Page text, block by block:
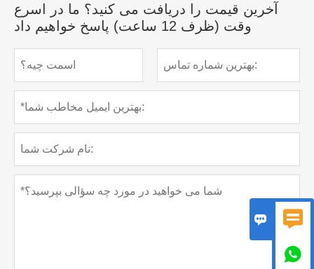
آخرین قیمت را دریافت می کنید؟ ما در اسرع
وقت (ظرف 12 ساعت) پاسخ خواهیم داد
 
